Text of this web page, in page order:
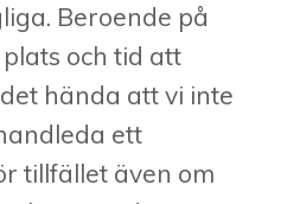
Beroende på
och tid att
hända att vi inte
ett
tillfället även om